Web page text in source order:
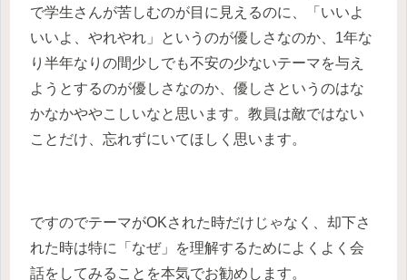
で学生さんが苦しむのが目に見えるのに、「いいよ
いいよ、やれやれ」というのが優しさなのか、1年な
り半年なりの間少しでも不安の少ないテーマを与え
ようとするのが優しさなのか、優しさというのはな
かなかややこしいなと思います。教員は敵ではない
ことだけ、忘れずにいてほしく思います。
ですのでテーマがOKされた時だけじゃなく、却下さ
れた時は特に「なぜ」を理解するためによくよく会
話をしてみることを本気でお勧めします。